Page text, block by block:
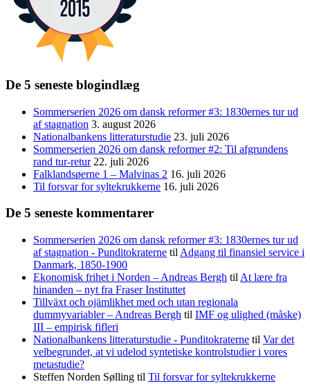
De 5 seneste blogindlæg
Sommerserien 2026 om dansk reformer #3: 1830ernes tur ud
af stagnation 3. august 2026
Nationalbankens litteraturstudie 23. juli 2026
Sommerserien 2026 om dansk reformer #2: Til afgrundens
rand tur-retur 22. juli 2026
Falklandsøerne 1 – Malvinas 2 16. juli 2026
Til forsvar for syltekrukkerne 16. juli 2026
De 5 seneste kommentarer
Sommerserien 2026 om dansk reformer #3: 1830ernes tur ud
af stagnation - Punditokraterne til Adgang til finansiel service i
Danmark, 1850-1900
Ekonomisk frihet i Norden – Andreas Bergh til At lære fra
hinanden – nyt fra Fraser Instituttet
Tillväxt och ojämlikhet med och utan regionala
dummyvariabler – Andreas Bergh til IMF og ulighed (måske)
III – empirisk fifleri
Nationalbankens litteraturstudie - Punditokraterne til Var det
velbegrundet, at vi udelod syntetiske kontrolstudier i vores
metastudie?
Steffen Norden Sølling til Til forsvar for syltekrukkerne